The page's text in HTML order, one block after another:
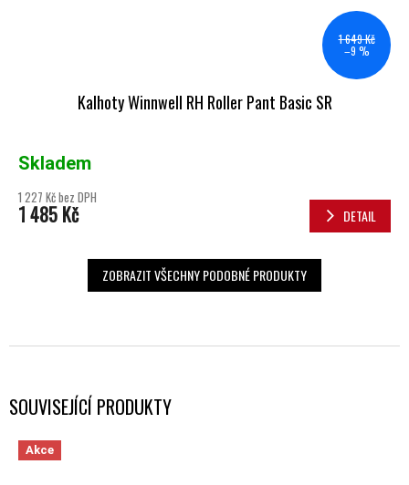
SOUVISEJÍCÍ PRODUKTY
Akce
1 649 Kč
–9 %
Kalhoty Winnwell RH Roller Pant Basic SR
Skladem
1 227 Kč bez DPH
1 485 Kč DETAIL
ZOBRAZIT VŠECHNY PODOBNÉ PRODUKTY